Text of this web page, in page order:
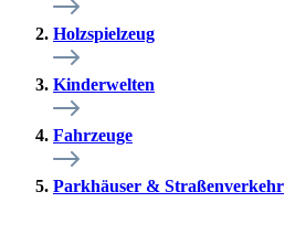
Holzspielzeug
Kinderwelten
Fahrzeuge
Parkhäuser & Straßenverkehr